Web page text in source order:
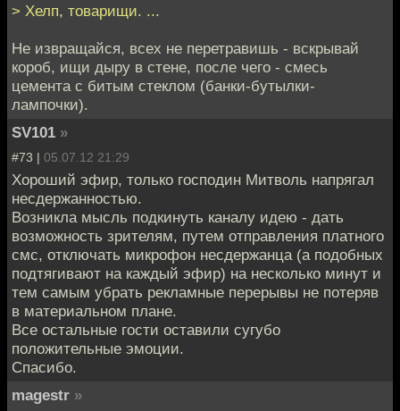
> Хелп, товарищи. ...
Не извращайся, всех не перетравишь - вскрывай
короб, ищи дыру в стене, после чего - смесь
цемента с битым стеклом (банки-бутылки-
лампочки).
SV101 »
#73 | 05.07.12 21:29
Хороший эфир, только господин Митволь напрягал
несдержанностью.
Возникла мысль подкинуть каналу идею - дать
возможность зрителям, путем отправления платного
смс, отключать микрофон несдержанца (а подобных
подтягивают на каждый эфир) на несколько минут и
тем самым убрать рекламные перерывы не потеряв
в материальном плане.
Все остальные гости оставили сугубо
положительные эмоции.
Спасибо.
magestr »